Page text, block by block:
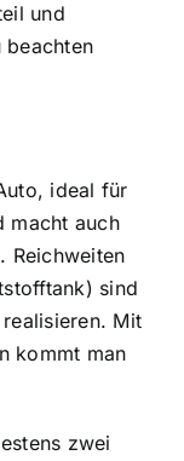
und
beachten
ideal für
macht auch
Reichweiten
sind
Mit
kommt man
zwei